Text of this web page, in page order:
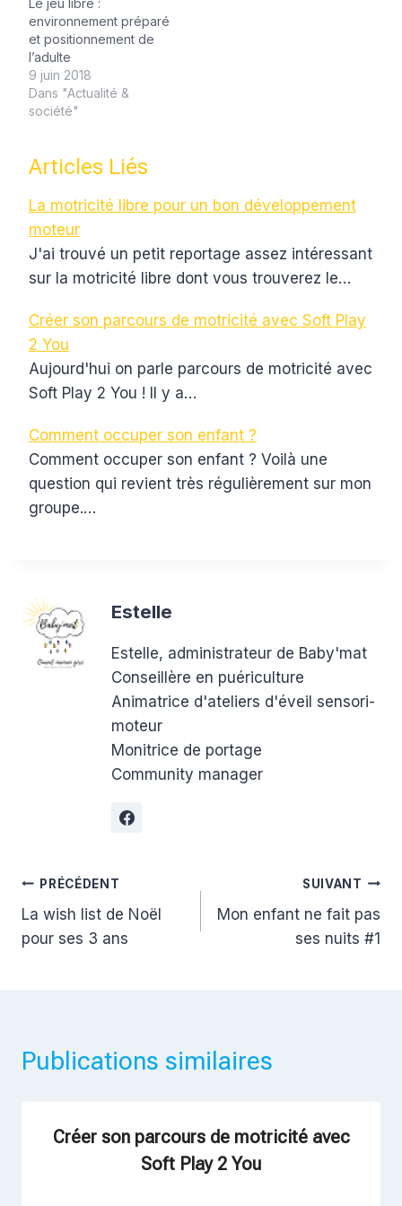
environnement préparé
et positionnement de
l’adulte
9 juin 2018
Dans "Actualité &
société"
Articles Liés
La motricité libre pour un bon développement
moteur
J'ai trouvé un petit reportage assez intéressant
sur la motricité libre dont vous trouverez le…
Créer son parcours de motricité avec Soft Play
2 You
Aujourd'hui on parle parcours de motricité avec
Soft Play 2 You ! Il y a…
Comment occuper son enfant ?
Comment occuper son enfant ? Voilà une
question qui revient très régulièrement sur mon
groupe.…
Estelle
Estelle, administrateur de Baby'mat
Conseillère en puériculture
Animatrice d'ateliers d'éveil sensori-
moteur
Monitrice de portage
Community manager
Navigation
de
PRÉCÉDENT
La wish list de Noël
pour ses 3 ans
SUIVANT
Mon enfant ne fait pas
ses nuits #1
Publications similaires
Créer son parcours de motricité avec
Soft Play 2 You